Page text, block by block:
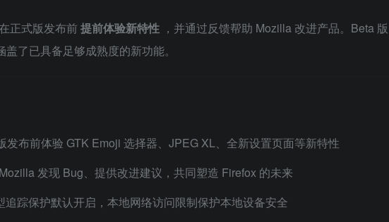
正式版发布前 提前体验新特性 ，并通过反馈帮助 Mozilla 改进产品。Beta
了已具备足够成熟度的新功能。
发布前体验 GTK Emoji 选择器、JPEG XL、全新设置页面等新特性
发现 Bug、提供改进建议，共同塑造 Firefox 的未来
追踪保护默认开启，本地网络访问限制保护本地设备安全